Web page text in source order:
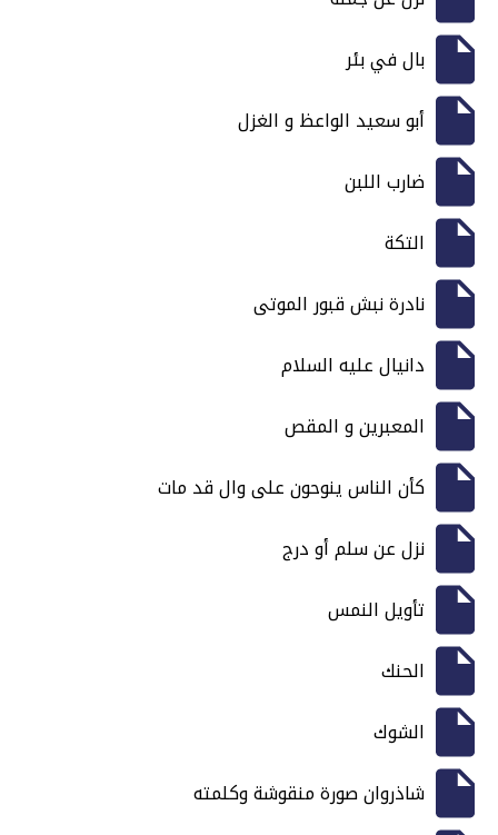
بال في بئر
أبو سعيد الواعظ و الغزل
ضارب اللبن
التكة
نادرة نبش قبور الموتى
دانيال عليه السلام
المعبرين و المقص
كأن الناس ينوحون على وال قد مات
نزل عن سلم أو درج
تأويل النمس
الحنك
الشوك
شاذروان صورة منقوشة وكلمته